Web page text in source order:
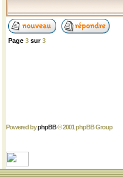
Page 3 sur3
Powered byphpBB© 2001 phpBB Group